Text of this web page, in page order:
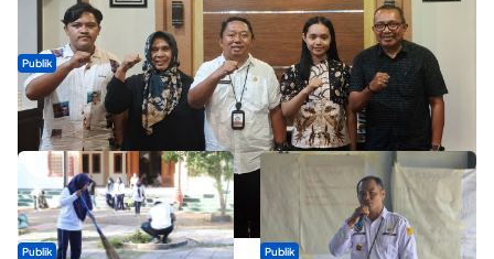
Publik
Dua Talenta Muda Ternate Wakili Maluku Utara di Gita Bahana
Nusantara 2026
Publik Publik